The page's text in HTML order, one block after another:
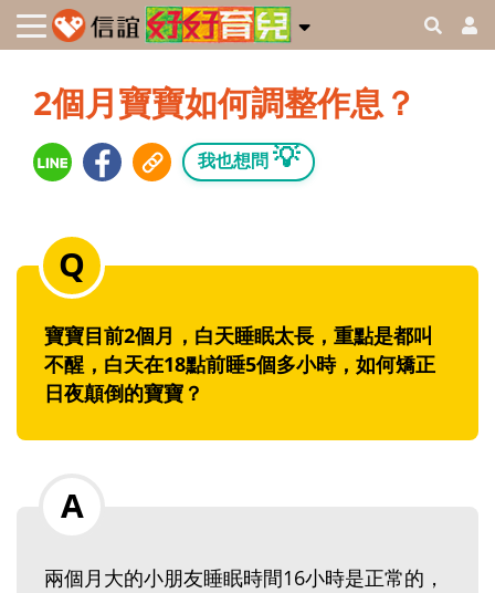
2個月寶寶如何調整作息？
我也想問 💡
寶寶目前2個月，白天睡眠太長，重點是都叫
不醒，白天在18點前睡5個多小時，如何矯正
日夜顛倒的寶寶？
兩個月大的小朋友睡眠時間16小時是正常的，